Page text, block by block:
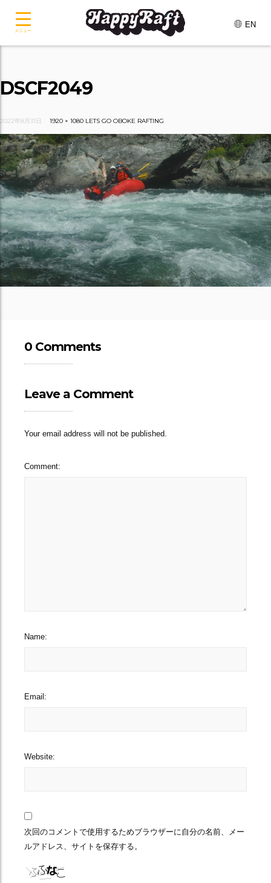
EN
DSCF2049
2022年8月31日 1920 × 1080 LETS GO OBOKE RAFTING
0 Comments
Leave a Comment
Your email address will not be published.
Comment:
Name:
Email:
Website:
次回のコメントで使用するためブラウザーに自分の名前、メー
ルアドレス、サイトを保存する。
メニュー